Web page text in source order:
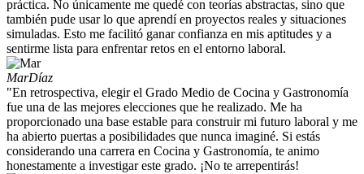
práctica. No únicamente me quedé con teorías abstractas, sino que
también pude usar lo que aprendí en proyectos reales y situaciones
simuladas. Esto me facilitó ganar confianza en mis aptitudes y a
sentirme lista para enfrentar retos en el entorno laboral.
MarDíaz
"En retrospectiva, elegir el Grado Medio de Cocina y Gastronomía
fue una de las mejores elecciones que he realizado. Me ha
proporcionado una base estable para construir mi futuro laboral y me
ha abierto puertas a posibilidades que nunca imaginé. Si estás
considerando una carrera en Cocina y Gastronomía, te animo
honestamente a investigar este grado. ¡No te arrepentirás!